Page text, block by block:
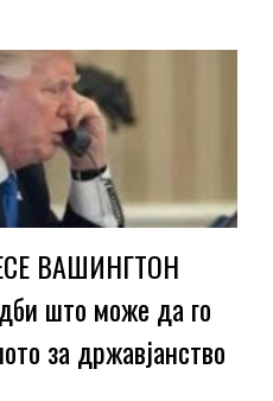
ВАШИНГТОН
што може да го
за државјанство